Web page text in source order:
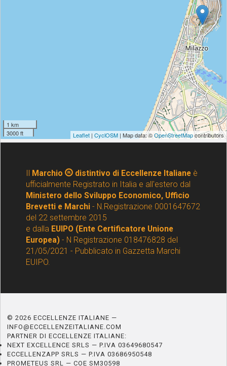
Marchio distintivo di Eccellenze Italianeè
ufficialmente Registrato in Italia e all'estero dal
Ministero dello Sviluppo Economico, Ufficio
Brevetti e Marchi - N.Registrazione 0001647672
del 22 settembre 2015
e dalla EUIPO (Ente Certificatore Unione
Europea) - N Registrazione 018476828 del
21/05/2021 - Pubblicato in Gazzetta Marchi
EUIPO.
© 2026 ECCELLENZE ITALIANE —
INFO@ECCELLENZEITALIANE.COM
PARTNER DI ECCELLENZE ITALIANE:
NEXT EXCELLENCE SRLS — P.IVA 03649680547
ECCELLENZAPP SRLS — P.IVA 03686950548
PROMETEUS SRL — COE SM30598